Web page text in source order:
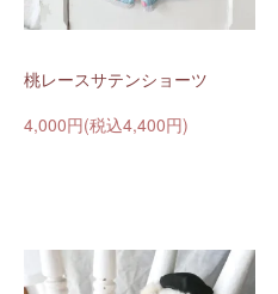
桃レースサテンショーツ
4,000円(税込4,400円)